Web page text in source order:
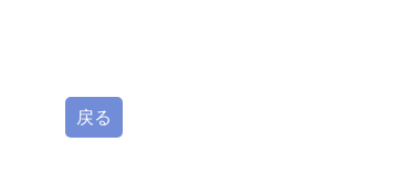
戻る